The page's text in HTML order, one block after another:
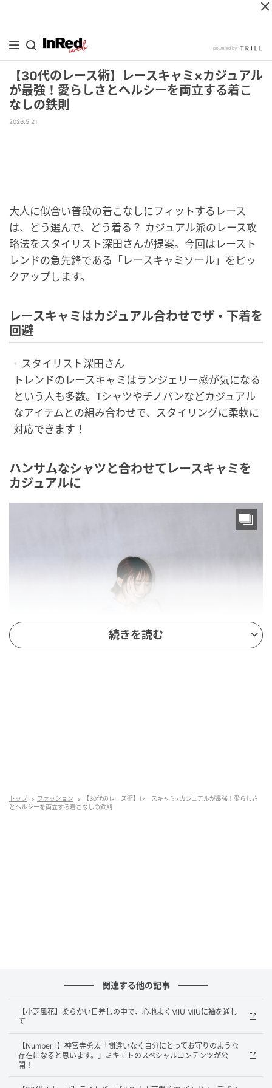
【30代のレース術】レースキャミ×カジュアル
が最強！愛らしさとヘルシーを両立する着こ
なしの鉄則
2026.5.21
大人に似合い普段の着こなしにフィットするレース
は、どう選んで、どう着る？ カジュアル派のレース攻
略法をスタイリスト深田さんが提案。今回はレースト
レンドの急先鋒である「レースキャミソール」をピッ
クアップします。
レースキャミはカジュアル合わせでザ・下着を
回避
スタイリスト深田さん
トレンドのレースキャミはランジェリー感が気になる
という人も多数。Tシャツやチノパンなどカジュアル
なアイテムとの組み合わせで、スタイリングに柔軟に
対応できます！
ハンサムなシャツと合わせてレースキャミを
カジュアルに
ィースクエア プレスルーム） スカート￥24,200（メゾ
ンスペシャル／メゾンスペシャル 青山店） バッグ
￥24,200（ヴィスク／S&T） ハイソックス
￥1,100（靴下屋／タビオ） スニーカー￥31,570（ネ
ガティブスリー／ティースクエア プレスルーム）
続きを読む
トップ ファッション
【30代のレース術】レースキャミ×カジュアルが最強！愛らしさ
とヘルシーを両立する着こなしの鉄則
関連する他の記事
【小芝風花】柔らかい日差しの中で、心地よくMIU MIUに袖を通し
て
【Number_i】神宮寺勇太「間違いなく自分にとってお守りのような
存在になると思います。」ミキモトのスペシャルコンテンツが公
開！